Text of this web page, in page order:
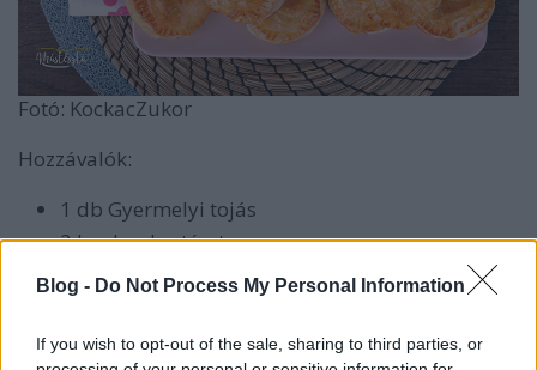
Blog - Do Not Process My Personal Information
If you wish to opt-out of the sale, sharing to third parties, or
Fotó: KockacZukor
Hozzávalók:
1 db Gyermelyi tojás
2 lap leveles tészta
150 g kecskesajt
egy kevés víz